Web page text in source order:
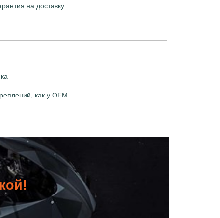
на доставку
как у OEM